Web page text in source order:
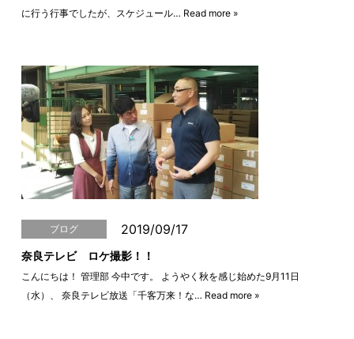
に行う行事でしたが、スケジュール… Read more »
ブログ 2019/09/17
奈良テレビ ロケ撮影！！
こんにちは！ 管理部 今中です。 ようやく秋を感じ始めた9月11日
（水）、 奈良テレビ放送「千客万来！な… Read more »